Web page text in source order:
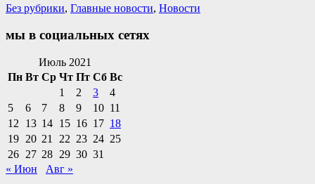
Категории
Без рубрики, Главные новости, Новости
мы в социальных сетях
Facebook
Instagram
VKontakte
ТелефонИюль 2021
Пн Вт Ср Чт Пт Сб Вс
1
2 3
4
5
6 7 8 9 10 11
12
13 14 15 16 17 18
19 20 21 22 23 24 25
26 27 28 29 30 31
« Июн
Авг »